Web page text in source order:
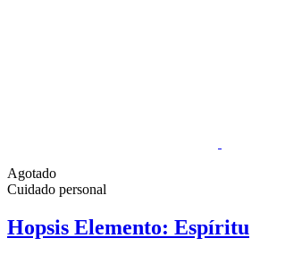
Agotado
Cuidado personal
Hopsis Elemento: Espíritu